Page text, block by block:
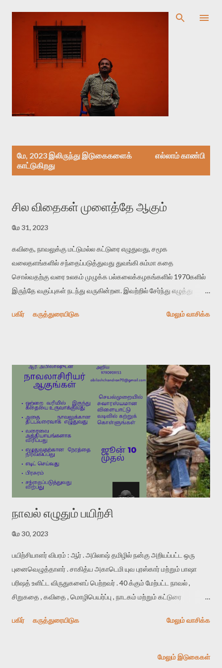
முதன்மை உள்ளடக்கத்திற்குச் செல்
கை
மே, 2023 இலிருந்து இடுகைகளைக்
காட்டுகிறது
எல்லாம் காண்பி
சில விதைகள் முளைத்தே ஆகும்
மே 31, 2023
கவிதை, நாவலுக்கு மட்டுமல்ல கட்டுரை எழுதுவது, சமூக
வலைதளங்களில் சந்தைப்படுத்துவது துவங்கி சும்மா கதை
சொல்வதற்கு வரை உலகம் முழுக்க பல்கலைக்கழகங்களில் 1970களில்
இருந்தே வகுப்புகள் நடந்து வருகின்றன. இவற்றில் சேர்ந்து எழுத்து
அடிபட்டு நீண்ட காலமாக அனுபவத்தின் வழி அறிவதை சுலபத்தில்
சாக்ஸ்டன், சில்வியா பிளாத், ராபர்ட் லாவல், ஹா ஜின், ஸேடி ஸ்மித்
ஆகியோர் அமெரிக்காவில் உள்ள பல்கலைகழகங்களில் MFA Creative
Writing பாடங்களை கற்றுக்கொடுக்கும், கற்றுக்கொடுத்த மகத்தான
படைப்பாளிகள். சமகாலத்து படைப்பாளிகள் பலரும் அங்கு படைப்பாக்க
கலை ஆசிரியர்களாக பணியாற்றுகிறார்கள். நான் அண்மையில்
இங்கிலாந்தை சேர்ந்த படைப்பிலக்கிய பேராசிரியர்கள் சிலரை சந்தித்த
போது அங்கு இலக்கியத்தை விட எழுத்துக் கலையை கற்பதில் மிகுந்த
ஆர்வம் உள்ளதாக தெரிவித்தார்கள். ஒவ்வொரு ஆண்டும்
ஆயிரக்கணக...
பகிர் கருத்துரையிடுக மேலும் வாசிக்க
நாவல் எழுதும் பயிற்சி
மே 30, 2023
பயிற்சியாளர் விபரம் : ஆர் . அபிலாஷ் தமிழில் நன்கு அறியப்பட்ட ஒரு
புனைவெழுத்தாளர் . சாகித்ய அகாடெமி யுவ புரஸ்கார் மற்றும் பாஷா
பரிஷத் உளிட்ட விருதுகளைப் பெற்றவர் . 40 க்கும் மேற்பட்ட நாவல் ,
சிறுகதை , கவிதை , மொழிபெயர்ப்பு , நாடகம் மற்றும் கட்டுரை
ஆவார் . இவர் ஆங்கிலத்தில் நாவல் எழுத்துக்கலை வகுப்புகளை கடந்த
நாவல் எழுதும் கலை குறித்து ஒரு புத்தகத்தையும் எழுதி வருகிறார் .
பகிர் கருத்துரையிடுக மேலும் வாசிக்க
மேலும் இடுகைகள்